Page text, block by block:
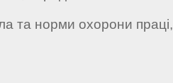
та норми охорони